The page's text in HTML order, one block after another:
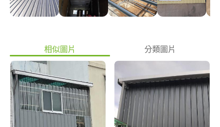
相似圖片 分類圖片